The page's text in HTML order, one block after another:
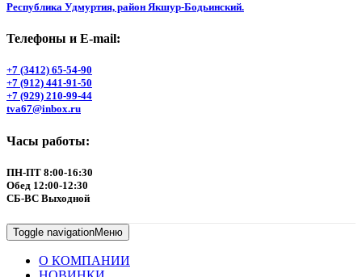
Республика Удмуртия, район Якшур-Бодьинский.
Телефоны и Е-mail:
+7 (3412) 65-54-90
+7 (912) 441-91-50
+7 (929) 210-99-44
tva67@inbox.ru
Часы работы:
ПН-ПТ 8:00-16:30
Обед 12:00-12:30
СБ-ВС Выходной
Toggle navigationМеню
О КОМПАНИИ